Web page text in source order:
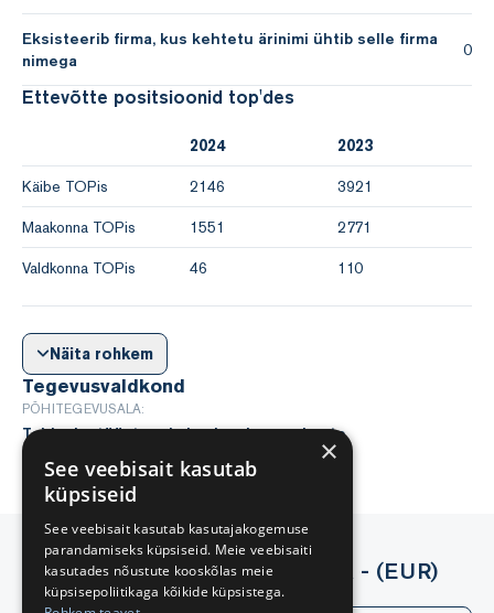
Eksisteerib firma, kus kehtetu ärinimi ühtib selle firma
nimega
0
Ettevõtte positsioonid top'des
2024 2023
Käibe TOPis 2146 3921
Maakonna TOPis 1551 2771
Valdkonna TOPis 46 110
Näita rohkem
Tegevusvaldkond
PÕHITEGEVUSALA:
Toiduainetööstus- ja kaubandusseadmete
(46644)
Tehingud avaliku sektoriga - (EUR)
PW Global Trading OÜ
×
See veebisait kasutab
küpsiseid
See veebisait kasutab kasutajakogemuse
parandamiseks küpsiseid. Meie veebisaiti
kasutades nõustute kooskõlas meie
küpsisepoliitikaga kõikide küpsistega.